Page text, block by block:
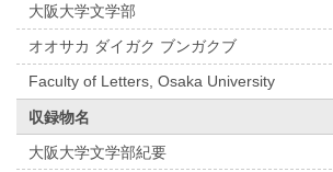
大阪大学文学部
オオサカ ダイガク ブンガクブ
Faculty of Letters, Osaka University
収録物名
大阪大学文学部紀要